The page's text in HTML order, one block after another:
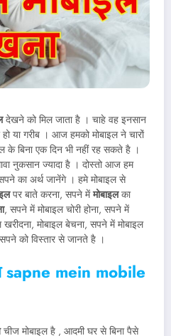
देखने को मिल जाता है । चाहे वह इनसान
या गरीब । आज हमको मोबाइल ने चारों
बिना एक दिन भी नहीं रह सकते है ।
नुकसान ज्यादा है । दोस्तो आज हम
का अर्थ जानेंगे । हमे मोबाइल से
पर बाते करना, सपने मेंमोबाइलका
, सपने में मोबाइल चोरी होना, सपने में
खरीदना, मोबाइल बेचना, सपने में मोबाइल
को विस्तार से जानते है ।
sapne mein mobile
चीज मोबाइल है , आदमी घर से बिना पैसे